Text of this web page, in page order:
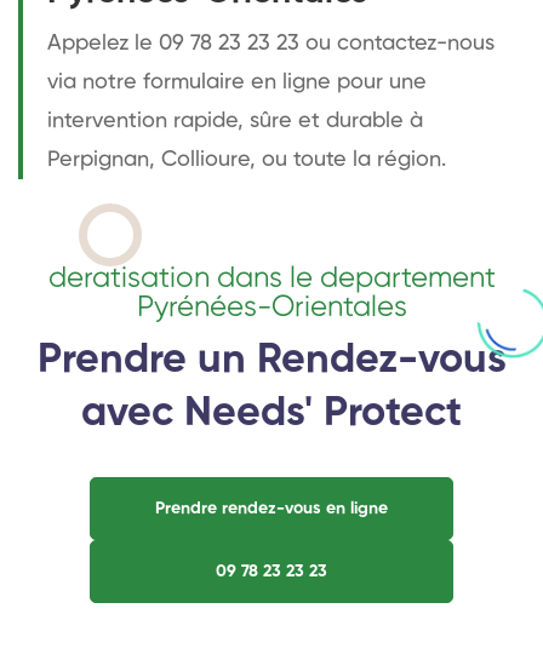
Appelez le 09 78 23 23 23 ou contactez-nous
via notre formulaire en ligne pour une
intervention rapide, sûre et durable à
Perpignan, Collioure, ou toute la région.
deratisation dans le departement
Pyrénées-Orientales
Prendre un Rendez-vous
avec Needs' Protect
Prendre rendez-vous en ligne
09 78 23 23 23